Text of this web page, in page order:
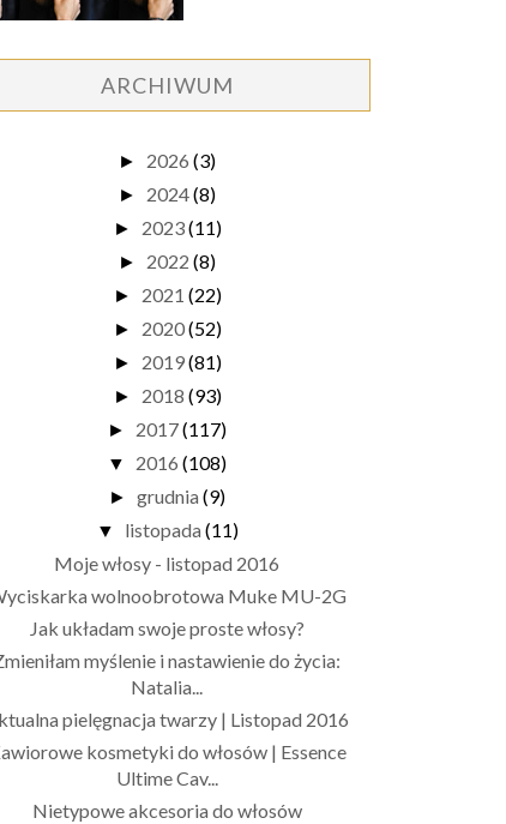
ARCHIWUM
► 2026 (3)
► 2024(8)
► 2023(11)
► 2022 (8)
► 2021 (22)
► 2020(52)
► 2019(81)
► 2018 (93)
► 2017(117)
▼ 2016 (108)
► grudnia (9)
▼ listopada (11)
Moje włosy - listopad 2016
wolnoobrotowa Muke MU-2G
Jak układam swoje proste włosy?
myślenie i nastawienie do życia:
Natalia...
pielęgnacja twarzy | Listopad 2016
kosmetyki do włosów | Essence
Ultime Cav...
Nietypowe akcesoria do włosów